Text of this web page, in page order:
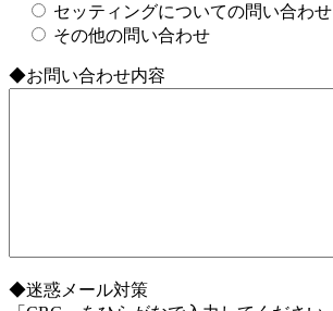
セッティングについての問い合わせ
その他の問い合わせ
◆お問い合わせ内容
◆迷惑メール対策